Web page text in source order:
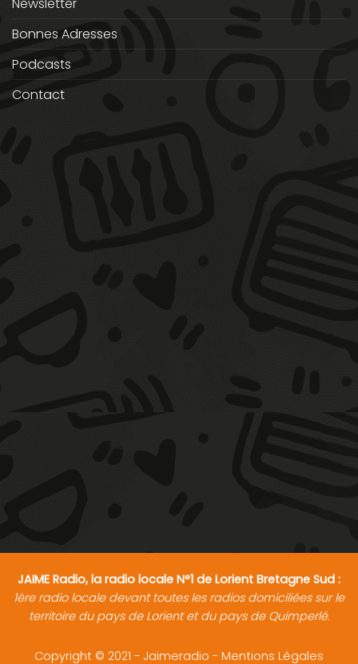
Bonnes Adresses
Podcasts
Contact
JAIME Radio, la radio locale N°1 de Lorient Bretagne Sud :
1ère radio locale devant toutes les radios domiciliées sur le
territoire du pays de Lorient et du pays de Quimperlé.
Copyright © 2021 - Jaimeradio - Mentions Légales